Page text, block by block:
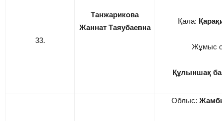
33.
Танжарикова
Жаннат Таяубаевна
Қала:
Жұмыс
Құлыншақ
Облыс: